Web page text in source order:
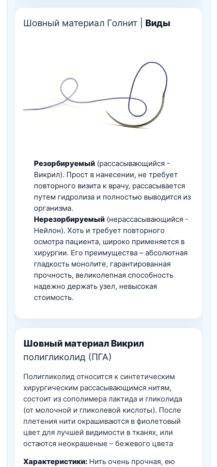
Шовный материал Голнит | Виды
Резорбируемый (рассасывающийся -
Викрил). Прост в нанесении, не требует
повторного визита к врачу, рассасывается
путем гидролиза и полностью выводится из
организма.
Нерезорбируемый (нерассасывающийся -
Нейлон). Хоть и требует повторного
осмотра пациента, широко применяется в
хирургии. Его преимущества – абсолютная
гладкость монолите, гарантированная
прочность, великолепная способность
надежно держать узел, невысокая
стоимость.
Шовный материал Викрил
полигликолид (ПГА)
Полигликолид относится к синтетическим
хирургическим рассасывающимся нитям,
состоит из сополимера лактида и гликолида
(от молочной и гликолевой кислоты). После
плетения нити окрашиваются в фиолетовый
цвет для лучшей видимости в тканях, или
остаются неокрашеные – бежевого цвета
Характеристики: Нить очень прочная, ею